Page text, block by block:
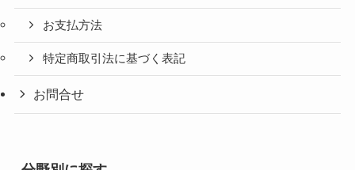
お支払方法
特定商取引法に基づく表記
お問合せ